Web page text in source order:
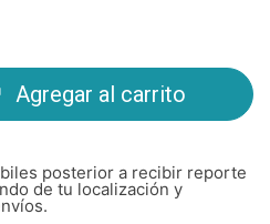
Agregar al carrito
posterior a recibir reporte
de tu localización y